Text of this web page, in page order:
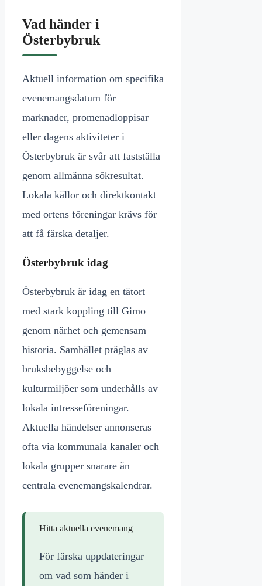
Vad händer i
Österbybruk
Aktuell information om specifika
evenemangsdatum för
marknader, promenadloppisar
eller dagens aktiviteter i
Österbybruk är svår att fastställa
genom allmänna sökresultat.
Lokala källor och direktkontakt
med ortens föreningar krävs för
att få färska detaljer.
Österbybruk idag
Österbybruk är idag en tätort
med stark koppling till Gimo
genom närhet och gemensam
historia. Samhället präglas av
bruksbebyggelse och
kulturmiljöer som underhålls av
lokala intresseföreningar.
Aktuella händelser annonseras
ofta via kommunala kanaler och
lokala grupper snarare än
centrala evenemangskalendrar.
Hitta aktuella evenemang
För färska uppdateringar
om vad som händer i